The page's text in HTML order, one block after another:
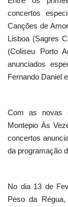
concertos
Canções de
Lisboa (Sagres
(Coliseu Porto
anunciados
Fernando Daniel
Com as novas
Montepio Às
concertos
da programação
No dia 13 de
Peso da